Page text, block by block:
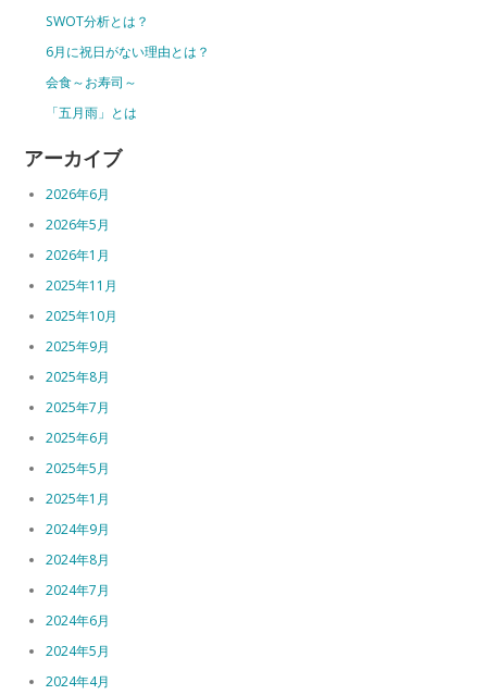
SWOT分析とは？
6月に祝日がない理由とは？
会食～お寿司～
「五月雨」とは
アーカイブ
2026年6月
2026年5月
2026年1月
2025年11月
2025年10月
2025年9月
2025年8月
2025年7月
2025年6月
2025年5月
2025年1月
2024年9月
2024年8月
2024年7月
2024年6月
2024年5月
2024年4月